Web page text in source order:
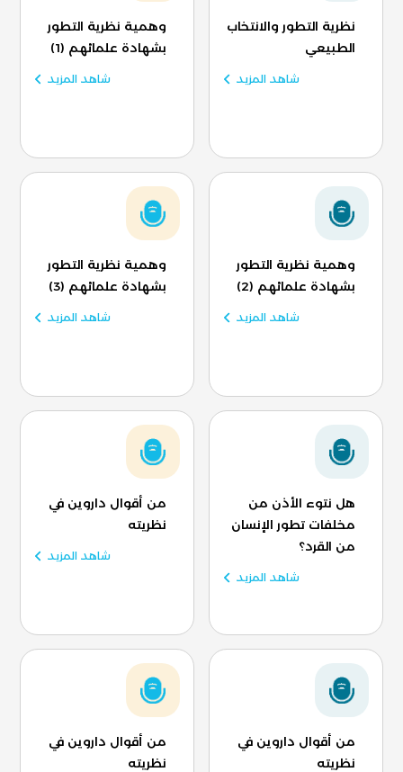
نظرية التطور والانتخاب
الطبيعي
شاهد المزيد
وهمية نظرية التطور
بشهادة علمائهم (1)
شاهد المزيد
وهمية نظرية التطور
بشهادة علمائهم (2)
شاهد المزيد
وهمية نظرية التطور
بشهادة علمائهم (3)
شاهد المزيد
هل نتوء الأذن من
مخلفات تطور الإنسان
من القرد؟
شاهد المزيد
من أقوال داروين في
نظريته
شاهد المزيد
من أقوال داروين في
نظريته
من أقوال داروين في
نظريته